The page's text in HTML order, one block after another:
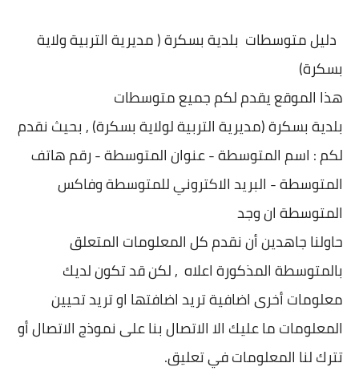
دليل متوسطات بلديةبسكرة ( مديرية التربية ولاية
بسكرة)
هذا الموقع يقدم لكم جميع متوسطات
بلديةبسكرة (مديرية التربية لولاية بسكرة) , بحيث نقدم
لكم : اسم المتوسطة - عنوان المتوسطة - رقم هاتف
المتوسطة - البريد الاكتروني للمتوسطة وفاكس
المتوسطة ان وجد
حاولنا جاهدين أن نقدم كل المعلومات المتعلق
بالمتوسطة المذكورة اعلاه , لكن قد تكون لديك
معلومات أخرى اضافية تريد اضافتها او تريد تحيين
المعلومات ما عليك الا الاتصال بنا على نموذج الاتصال أو
تترك لنا المعلومات في تعليق.